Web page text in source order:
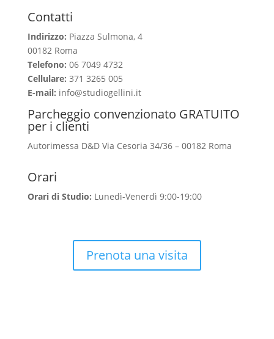
Contatti
Indirizzo: Piazza Sulmona, 4
00182 Roma
Telefono: 06 7049 4732
Cellulare: 371 3265 005
E-mail: info@studiogellini.it
Parcheggio convenzionato GRATUITO
per i clienti
Autorimessa D&D Via Cesoria 34/36 – 00182 Roma
Orari
Orari di Studio: Lunedì-Venerdì 9:00-19:00
Prenota una visita